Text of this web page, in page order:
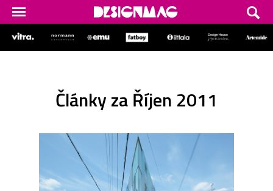
Články za Říjen 2011